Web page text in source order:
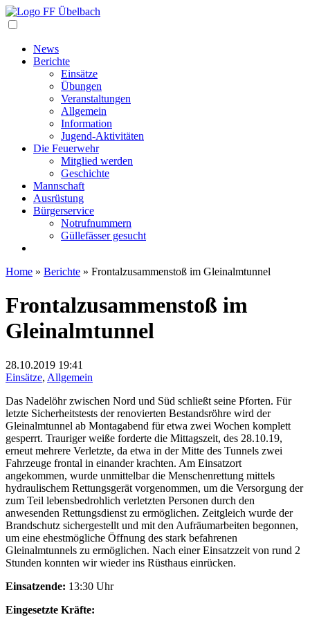
News
Berichte
Einsätze
Übungen
Veranstaltungen
Allgemein
Information
Jugend-Aktivitäten
Die Feuerwehr
Mitglied werden
Geschichte
Mannschaft
Ausrüstung
Bürgerservice
Notrufnummern
Güllefässer gesucht
Home » Berichte » Frontalzusammenstoß im Gleinalmtunnel
Frontalzusammenstoß im
Gleinalmtunnel
28.10.2019 19:41
Einsätze, Allgemein
Das Nadelöhr zwischen Nord und Süd schließt seine Pforten. Für
letzte Sicherheitstests der renovierten Bestandsröhre wird der
Gleinalmtunnel ab Montagabend für etwa zwei Wochen komplett
gesperrt. Trauriger weiße forderte die Mittagszeit, des 28.10.19,
erneut mehrere Verletzte, da etwa in der Mitte des Tunnels zwei
Fahrzeuge frontal in einander krachten. Am Einsatzort
angekommen, wurde unmittelbar die Menschenrettung mittels
hydraulischem Rettungsgerät vorgenommen, um die Versorgung der
zum Teil lebensbedrohlich verletzten Personen durch den
anwesenden Rettungsdienst zu ermöglichen. Zeitgleich wurde der
Brandschutz sichergestellt und mit den Aufräumarbeiten begonnen,
um eine ehestmögliche Öffnung des stark befahrenen
Gleinalmtunnels zu ermöglichen. Nach einer Einsatzzeit von rund 2
Stunden konnten wir wieder ins Rüsthaus einrücken.
Einsatzende: 13:30 Uhr
Eingesetzte Kräfte: